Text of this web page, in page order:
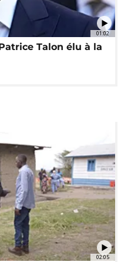
01:02
Talon élu à la
02:05